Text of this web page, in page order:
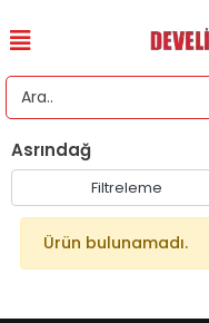
Asrındağ
Filtreleme
Ürün bulunamadı.